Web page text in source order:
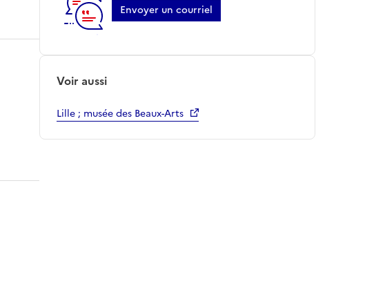
Envoyer un courriel
Voir aussi
Lille ; musée des Beaux-Arts